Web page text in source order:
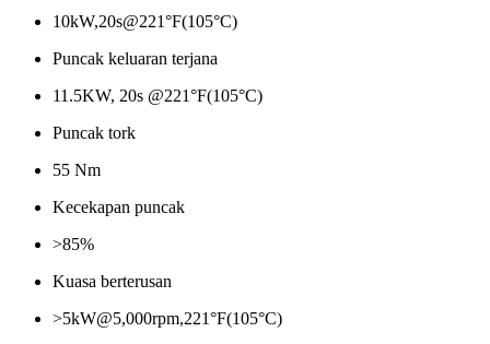
10kW,20s@221°F(105°C)
Puncak keluaran terjana
11.5KW, 20s @221°F(105°C)
Puncak tork
55 Nm
Kecekapan puncak
>85%
Kuasa berterusan
>5kW@5,000rpm,221°F(105°C)